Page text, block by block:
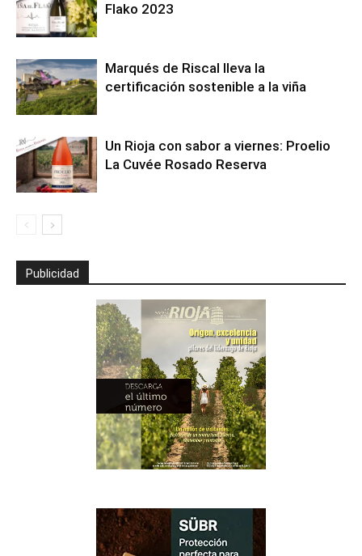
Flako 2023
Marqués de Riscal lleva la
certificación sostenible a la viña
Un Rioja con sabor a viernes: Proelio
La Cuvée Rosado Reserva
Publicidad